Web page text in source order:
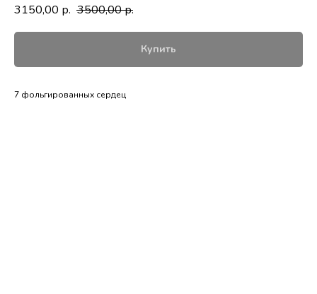
3150,00 р. 3500,00р.
Купить
7 фольгированных сердец